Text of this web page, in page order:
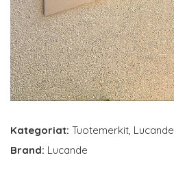
Kategoriat: Tuotemerkit, Lucande
Brand: Lucande